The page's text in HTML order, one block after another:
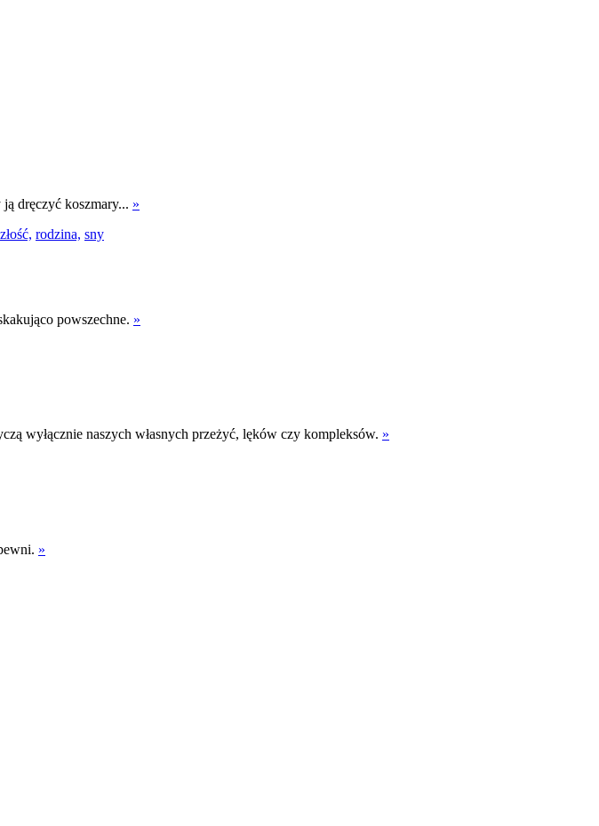
ją dręczyć koszmary... »
rodzina, sny
powszechne. »
wyłącznie naszych własnych przeżyć, lęków czy kompleksów. »
»